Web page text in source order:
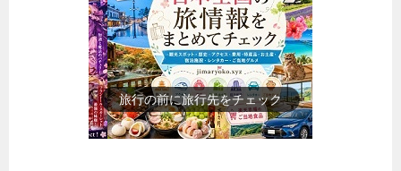
歴史上の人物を動画で勉強